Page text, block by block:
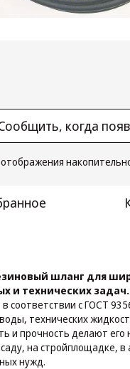
когда
шланг для
и технических задач.
соответствии с ГОСТ
технических
и прочность делают
на стройплощадке, в
нужд.